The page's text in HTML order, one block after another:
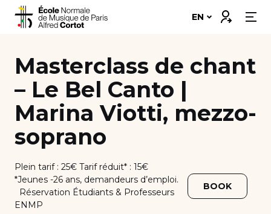
content
Departments ➔
Programs ➔
Students’ corner
Professional integration
Support Us
EN Connexion
Masterclass de chant
– Le Bel Canto |
Marina Viotti, mezzo-
soprano
Plein tarif : 25€ Tarif réduit* : 15€
*Jeunes -26 ans, demandeurs d’emploi.
Réservation Étudiants & Professeurs
ENMP
BOOK